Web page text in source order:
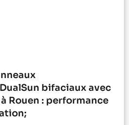
bifaciaux avec
Rouen : performance